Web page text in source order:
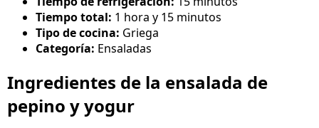
Tiempo total: 1 hora y 15 minutos
Tipo de cocina: Griega
Categoría: Ensaladas
Ingredientes de la ensalada de
pepino y yogur